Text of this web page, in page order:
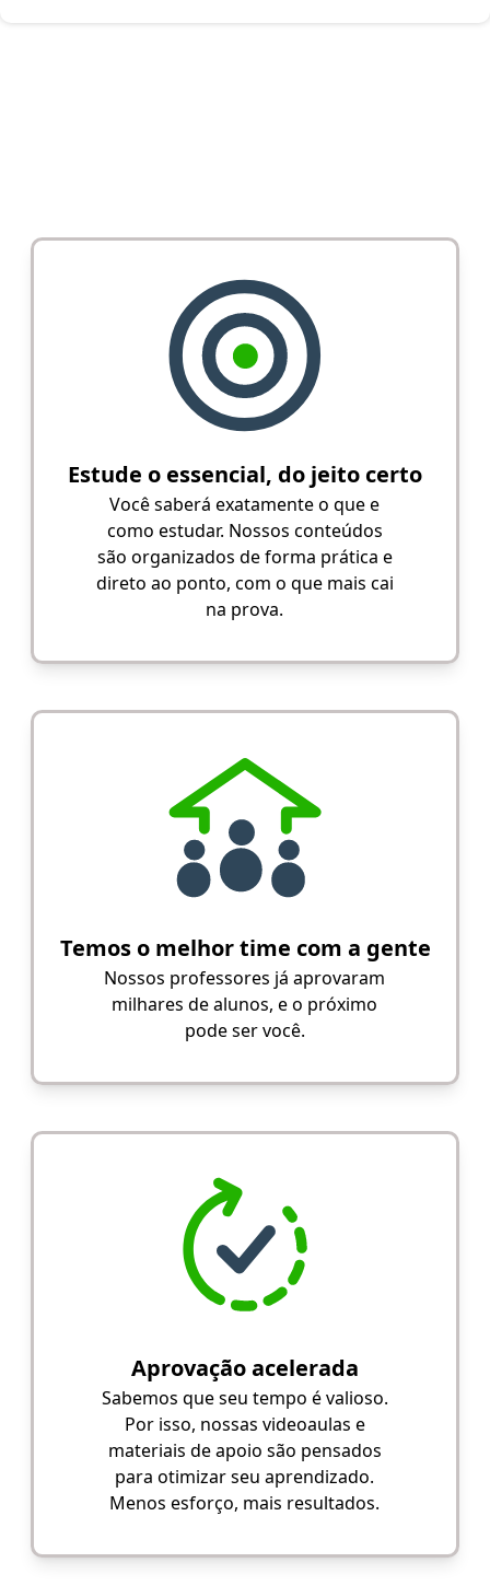
Estude o essencial, do jeito certo
Você saberá exatamente o que e
como estudar. Nossos conteúdos
são organizados de forma prática e
direto ao ponto, com o que mais cai
na prova.
Temos o melhor time com a gente
Nossos professores já aprovaram
milhares de alunos, e o próximo
pode ser você.
Aprovação acelerada
Sabemos que seu tempo é valioso.
Por isso, nossas videoaulas e
materiais de apoio são pensados
para otimizar seu aprendizado.
Menos esforço, mais resultados.